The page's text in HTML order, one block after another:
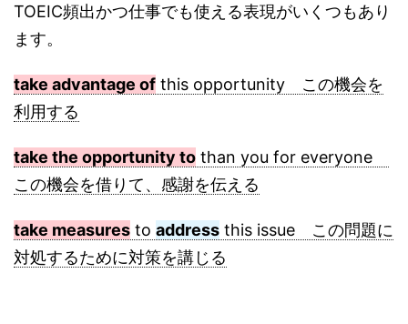
TOEIC頻出かつ仕事でも使える表現がいくつもあり
ます。
take advantage of this opportunity この機会を
利用する
take the opportunity to than you for everyone
この機会を借りて、感謝を伝える
take measures to address this issue この問題に
対処するために対策を講じる